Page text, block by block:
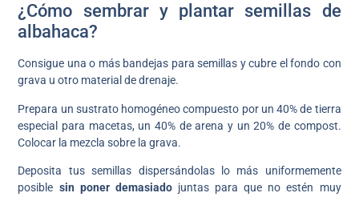
¿Cómo sembrar y plantar semillas de
albahaca?
Consigue una o más bandejas para semillas y cubre el fondo con
grava u otro material de drenaje.
Prepara un sustrato homogéneo compuesto por un 40% de tierra
especial para macetas, un 40% de arena y un 20% de compost.
Colocar la mezcla sobre la grava.
Deposita tus semillas dispersándolas lo más uniformemente
posible sin poner demasiadojuntas para que no estén muy